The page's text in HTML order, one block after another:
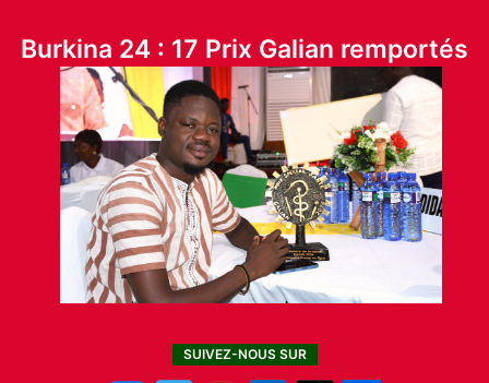
Burkina 24 : 17 Prix Galian remportés
SUIVEZ-NOUS SUR